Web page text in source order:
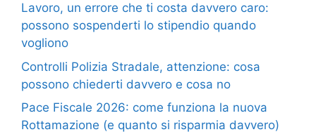
Lavoro, un errore che ti costa davvero caro:
possono sospenderti lo stipendio quando
vogliono
Controlli Polizia Stradale, attenzione: cosa
possono chiederti davvero e cosa no
Pace Fiscale 2026: come funziona la nuova
Rottamazione (e quanto si risparmia davvero)